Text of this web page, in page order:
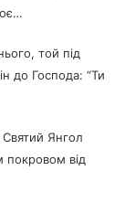
той під
до Господа: “Ти
Янгол
покровом від